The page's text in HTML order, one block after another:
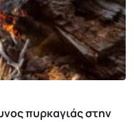
πυρκαγιάς στην